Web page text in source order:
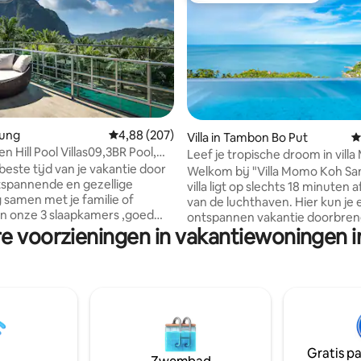
van 4,97 uit 5, 126 recensies
Gemiddelde beoordeling van 4,88 uit 5, 207
4,88 (207)
Hill Pool Villas09,3BR Pool,
door
en gezellige
met je familie of
onze 3 slaapkamers ,goed
bevat alle faciliteiten die je
tijdens je verblijf, keuken
een woonkamer met een
voor je ontspanning terwijl je
het uitzicht op het zwembad.
Villa in Tambon Bo Put
Leef je tropische droom in villa
met uitzicht op zee
Welkom bij "Villa Momo Koh
villa ligt op slechts 18 minuten
van de luchthaven. Hier kun je een
ontspannen vakantie
omgeven door een tropische
Het moderne ontwerp van de
elke dag wakker met het
uitzicht op zee vanuit een van
slaapkamers. De villa ligt op de heuvel,
geen directe toegang tot de
voorzieningen in vakantiewoningen
Gratis